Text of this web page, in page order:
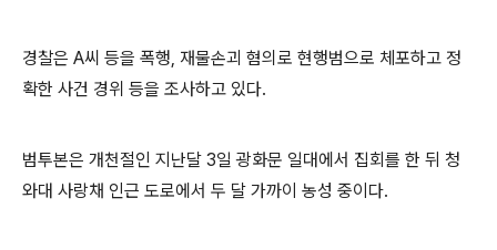
경찰은 A씨 등을 폭행, 재물손괴 혐의로 현행범으로 체포하고 정
확한 사건 경위 등을 조사하고 있다.
범투본은 개천절인 지난달 3일 광화문 일대에서 집회를 한 뒤 청
와대 사랑채 인근 도로에서 두 달 가까이 농성 중이다.